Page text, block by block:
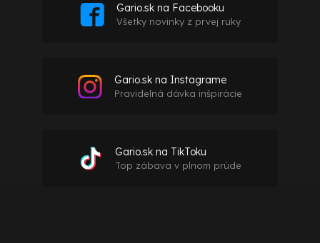
Gario.sk na Facebooku
Všetky novinky z prvej ruky
Gario.sk na Instagrame
Pravidelná dávka inšpirácie
Gario.sk na TikToku
Top zábava v plnom prúde